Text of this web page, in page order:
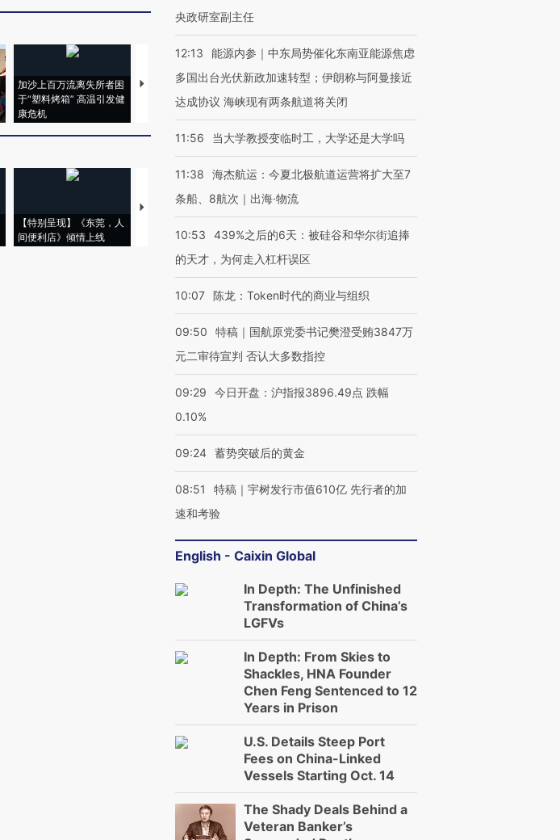
加沙上百万流离失所者困
于“塑料烤箱” 高温引发健
康危机
视线｜HYROX的吸金
术：是什么让中产们甘
马航飞行员跨国走私7万
粒摇头丸 尿检体内含3种
视线｜被称为“蟑螂”的印
【特别呈现】《东莞，人
间便利店》倾情上线
【推广】走进第四届链博
有意思的生活方式·第三对
住三大增长引擎是什么？
央政研室副主任
12:13
能源内参｜中东局势催化东南亚能源焦虑
多国出台光伏新政加速转型；伊朗称与阿曼接近
达成协议 海峡现有两条航道将关闭
11:56 当大学教授变临时工，大学还是大学吗
11:38
海杰航运：今夏北极航道运营将扩大至7
条船、8航次｜出海·物流
10:53
439%之后的6天：被硅谷和华尔街追捧
的天才，为何走入杠杆误区
10:07 陈龙：Token时代的商业与组织
09:50
特稿｜国航原党委书记樊澄受贿3847万
元二审待宣判 否认大多数指控
09:29
今日开盘：沪指报3896.49点 跌幅
0.10%
09:24 蓄势突破后的黄金
08:51
特稿｜宇树发行市值610亿 先行者的加
速和考验
English - Caixin Global
In Depth: The Unfinished
Transformation of China’s
LGFVs
In Depth: From Skies to
Shackles, HNA Founder
Chen Feng Sentenced to 12
Years in Prison
U.S. Details Steep Port
Fees on China-Linked
Vessels Starting Oct. 14
The Shady Deals Behind a
Veteran Banker’s